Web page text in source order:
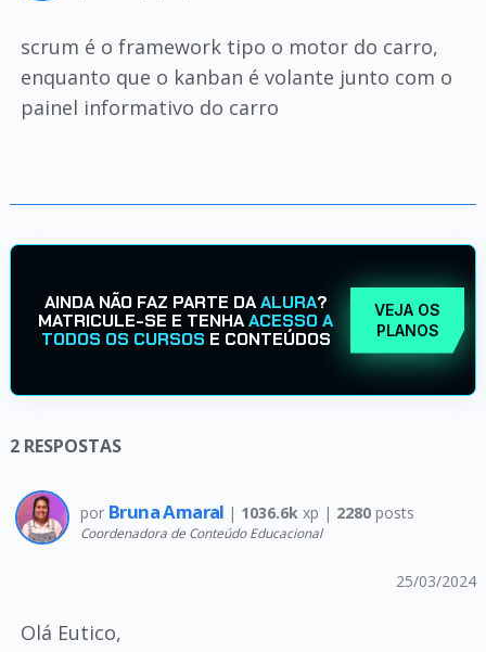
scrum é o framework tipo o motor do carro,
enquanto que o kanban é volante junto com o
painel informativo do carro
AINDA NÃO FAZ PARTE DAALURA?
MATRICULE-SE E TENHAACESSO A
TODOS OS CURSOS E CONTEÚDOS
VEJA OS
PLANOS
2 RESPOSTAS
por Bruna Amaral | 1036.6k xp | 2280 posts
Coordenadora de Conteúdo Educacional
25/03/2024
Olá Eutico,